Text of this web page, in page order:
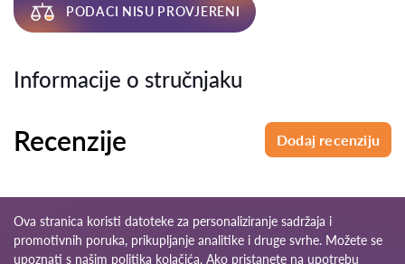
PODACI NISU PROVJERENI
Informacije o stručnjaku
Recenzije Dodaj recenziju
Ova stranica koristi datoteke za personaliziranje sadržaja i
promotivnih poruka, prikupljanje analitike i druge svrhe. Možete se
upoznati s našim politika kolačića. Ako pristanete na upotrebu